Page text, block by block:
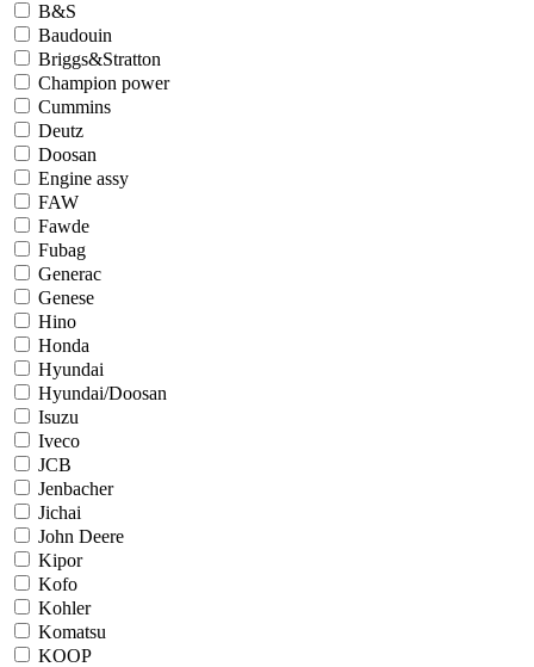
B&S
Baudouin
Briggs&Stratton
Champion power
Cummins
Deutz
Doosan
Engine assy
FAW
Fawde
Fubag
Generac
Genese
Hino
Honda
Hyundai
Hyundai/Doosan
Isuzu
Iveco
JCB
Jenbacher
Jichai
John Deere
Kipor
Kofo
Kohler
Komatsu
KOOP